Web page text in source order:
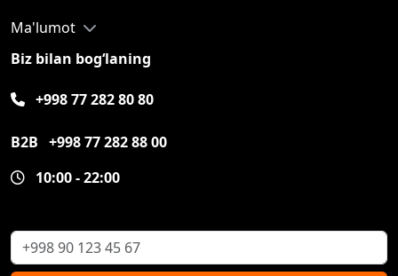
Ma'lumot
Biz bilan bog‘laning
+998 77 282 80 80
B2B +998 77 282 88 00
10:00 - 22:00